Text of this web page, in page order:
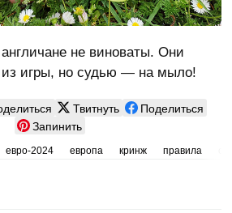
не виноваты. Они
игры, но судью — на мыло!
Твитнуть
Поделиться
Запинить
евро-2024 европа кринж правила